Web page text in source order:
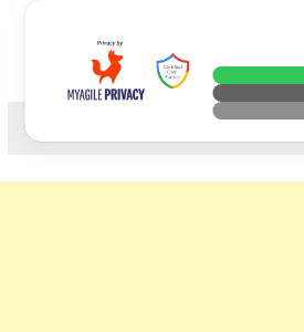
科技. 生活. 攝影.